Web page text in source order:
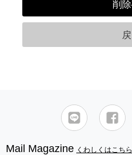
Mail Magazine くわしくはこちら